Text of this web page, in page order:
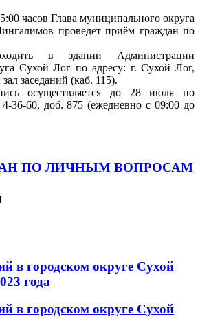
часов Глава муниципального округа
проведет приём граждан по
в здании Администрации
Сухой Лог по адресу: г. Сухой Лог,
заседаний (каб. 115).
осуществляется до 28 июля по
36-60, доб. 875 (ежедневно с 09:00 до
ПО ЛИЧНЫМ ВОПРОСАМ
в городском округе Сухой
года
в городском округе Сухой